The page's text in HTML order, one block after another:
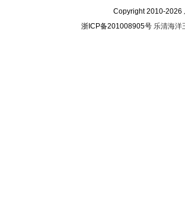
Copyright 2010-2026
浙ICP备201008905号 乐清海洋